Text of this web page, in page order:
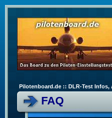
Pilotenboard.de :: DLR-Test
FAQ